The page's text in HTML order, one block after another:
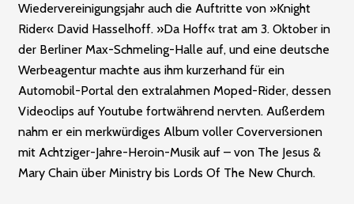
Wiedervereinigungsjahr auch die Auftritte von »Knight
Rider« David Hasselhoff. »Da Hoff« trat am 3. Oktober in
der Berliner Max-Schmeling-Halle auf, und eine deutsche
Werbeagentur machte aus ihm kurzerhand für ein
Automobil-Portal den extralahmen Moped-Rider, dessen
Videoclips auf Youtube fortwährend nervten. Außerdem
nahm er ein merkwürdiges Album voller Coverversionen
mit Achtziger-Jahre-Heroin-Musik auf – von The Jesus &
Mary Chain über Ministry bis Lords Of The New Church.